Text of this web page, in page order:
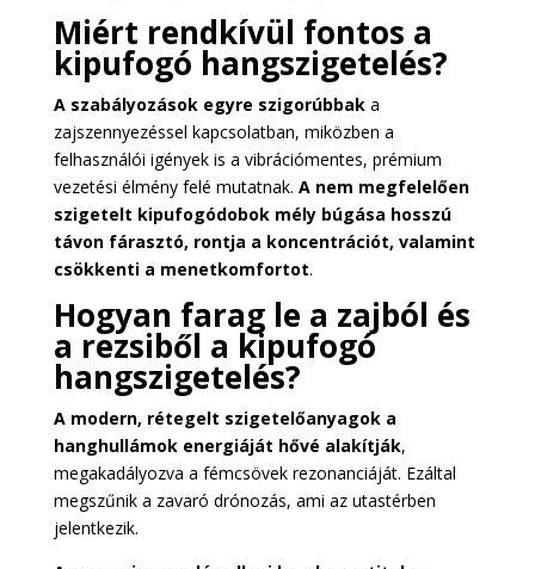
Miért rendkívül fontos a
kipufogó hangszigetelés?
A szabályozások egyre szigorúbbaka
zajszennyezéssel kapcsolatban, miközben a
felhasználói igények is a vibrációmentes, prémium
vezetési élmény felé mutatnak. A nem megfelelően
szigetelt kipufogódobok mély búgása hosszú
távon fárasztó, rontja a koncentrációt, valamint
csökkenti a menetkomfortot.
Hogyan farag le a zajból és
a rezsiből a kipufogó
hangszigetelés?
A modern, rétegelt szigetelőanyagok a
hanghullámok energiáját hővé alakítják,
megakadályozva a fémcsövek rezonanciáját. Ezáltal
megszűnik a zavaró drónozás, ami az utastérben
jelentkezik.